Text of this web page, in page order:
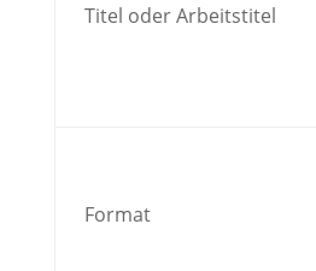
Titel oder Arbeitstitel
Format